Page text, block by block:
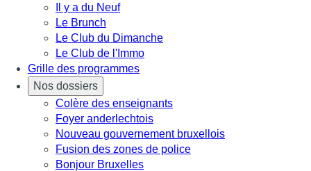
Il y a du Neuf
Le Brunch
Le Club du Dimanche
Le Club de l'Immo
Grille des programmes
Nos dossiers
Colère des enseignants
Foyer anderlechtois
Nouveau gouvernement bruxellois
Fusion des zones de police
Bonjour Bruxelles